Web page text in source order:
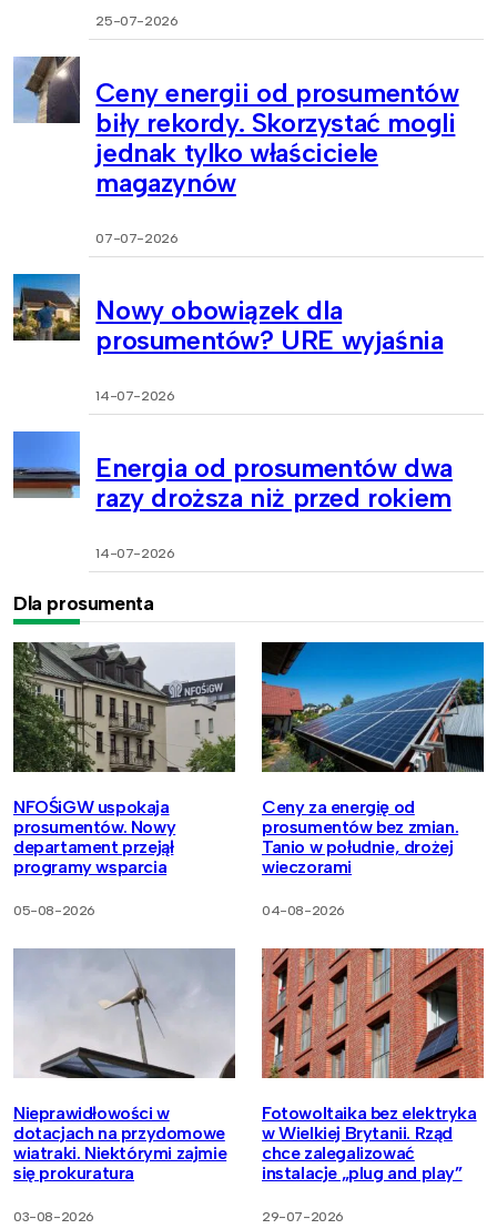
25-07-2026
Ceny energii od prosumentów
biły rekordy. Skorzystać mogli
jednak tylko właściciele
magazynów
07-07-2026
Nowy obowiązek dla
prosumentów? URE wyjaśnia
14-07-2026
Energia od prosumentów dwa
razy droższa niż przed rokiem
14-07-2026
Dla prosumenta
NFOŚiGW uspokaja
prosumentów. Nowy
departament przejął
programy wsparcia
05-08-2026
Ceny za energię od
prosumentów bez zmian.
Tanio w południe, drożej
wieczorami
04-08-2026
Nieprawidłowości w
dotacjach na przydomowe
wiatraki. Niektórymi zajmie
się prokuratura
03-08-2026
Fotowoltaika bez elektryka
w Wielkiej Brytanii. Rząd
chce zalegalizować
instalacje „plug and play”
29-07-2026